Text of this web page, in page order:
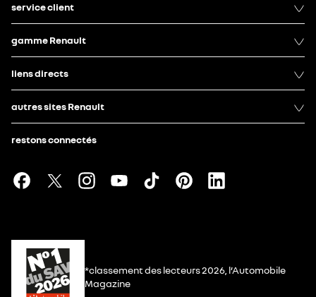
service client
gamme Renault
liens directs
autres sites Renault
restons connectés
*classement des lecteurs 2026, l’Automobile
Magazine